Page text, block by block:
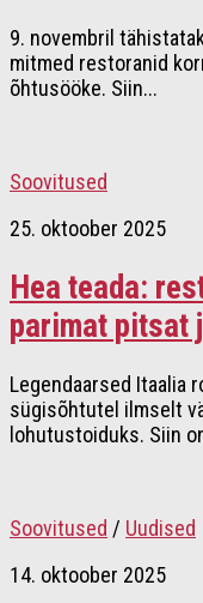
9. novembril
mitmed restoranid
õhtusööke. Siin...
Soovitused
25. oktoober 2025
Hea teada:
parimat pitsat
Legendaarsed Itaalia
sügisõhtutel ilmselt
lohutustoiduks. Siin
Soovitused / Uudised
14. oktoober 2025